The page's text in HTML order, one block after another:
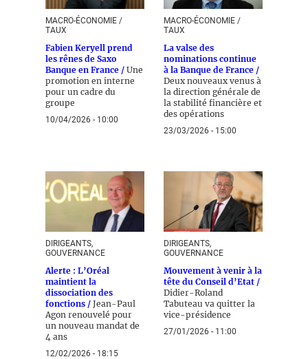
MACRO-ÉCONOMIE /
TAUX
Fabien Keryell prend
les rênes de Saxo
Banque en France / Une
promotion en interne
pour un cadre du
groupe
10/04/2026 - 10:00
MACRO-ÉCONOMIE /
TAUX
La valse des
nominations continue
à la Banque de France /
Deux nouveaux venus à
la direction générale de
la stabilité financière et
des opérations
23/03/2026 - 15:00
DIRIGEANTS,
GOUVERNANCE
Alerte : L’Oréal
maintient la
dissociation des
fonctions / Jean-Paul
Agon renouvelé pour
un nouveau mandat de
4 ans
12/02/2026 - 18:15
DIRIGEANTS,
GOUVERNANCE
Mouvement à venir à la
tête du Conseil d’Etat /
Didier-Roland
Tabuteau va quitter la
vice-présidence
27/01/2026 - 11:00